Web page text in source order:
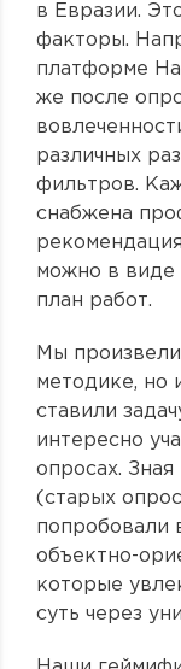
в Евразии.
факторы.
платформе
же после
различных
фильтров.
снабжена
можно в виде
план работ.
Мы
методике, но
ставили
интересно
опросах.
(старых
попробовали
объектно-
которые
суть через